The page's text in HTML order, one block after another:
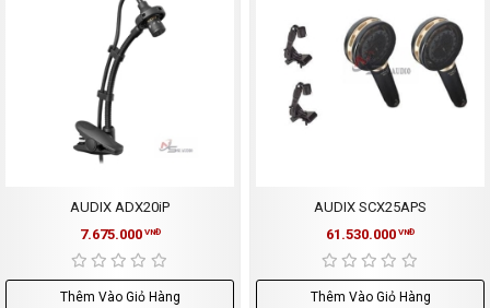
AUDIX ADX20iP
7.675.000 VNĐ
Thêm Vào Giỏ Hàng
AUDIX SCX25APS
61.530.000 VNĐ
Thêm Vào Giỏ Hàng